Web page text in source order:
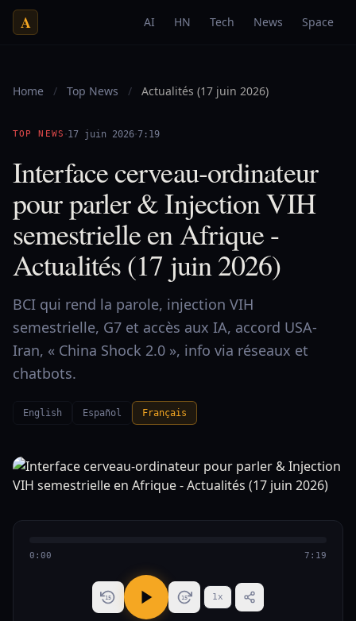
A AI HN Tech News Space
Home / Top News / Actualités (17 juin 2026)
TOP NEWS ·17 juin 2026·7:19
Interface cerveau-ordinateur
pour parler & Injection VIH
semestrielle en Afrique -
Actualités (17 juin 2026)
BCI qui rend la parole, injection VIH
semestrielle, G7 et accès aux IA, accord USA-
Iran, « China Shock 2.0 », info via réseaux et
chatbots.
English Español Français
0:00 7:19
15 15 1x